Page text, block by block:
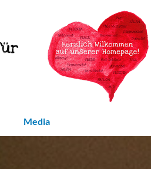
Media